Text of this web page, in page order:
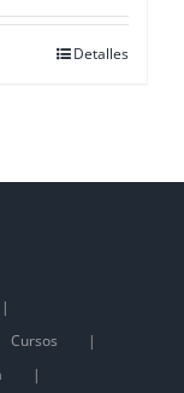
Detalles
Cursos